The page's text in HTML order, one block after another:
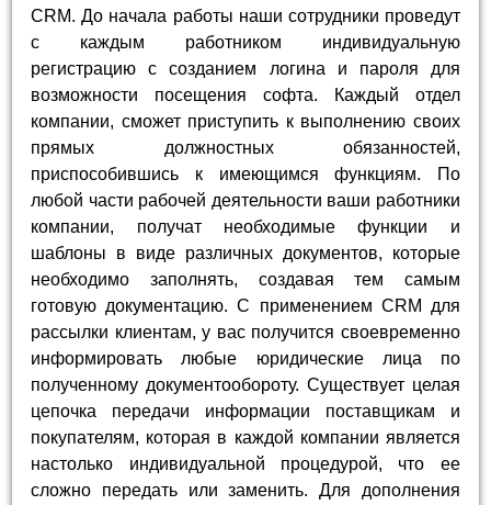
CRM. До начала работы наши сотрудники проведут
с каждым работником индивидуальную
регистрацию с созданием логина и пароля для
возможности посещения софта. Каждый отдел
компании, сможет приступить к выполнению своих
прямых должностных обязанностей,
приспособившись к имеющимся функциям. По
любой части рабочей деятельности ваши работники
компании, получат необходимые функции и
шаблоны в виде различных документов, которые
необходимо заполнять, создавая тем самым
готовую документацию. С применением CRM для
рассылки клиентам, у вас получится своевременно
информировать любые юридические лица по
полученному документообороту. Существует целая
цепочка передачи информации поставщикам и
покупателям, которая в каждой компании является
настолько индивидуальной процедурой, что ее
сложно передать или заменить. Для дополнения